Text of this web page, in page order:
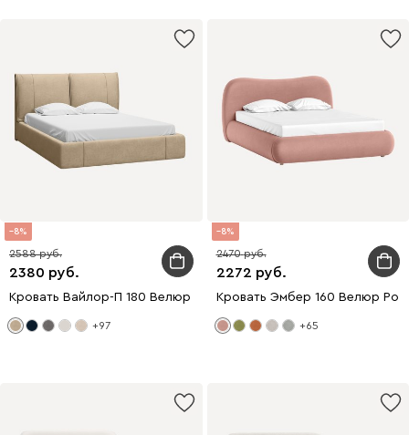
8
2380
2588
Кровать Вайлор-П 180 Велюр Бежевый
+97
8
2272
2470
Кровать Эмбер 160 Велюр
+65